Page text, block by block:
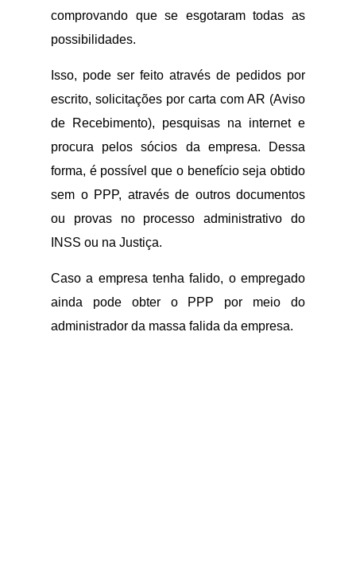
comprovando que se esgotaram todas as
possibilidades.
Isso, pode ser feito através de pedidos por
escrito, solicitações por carta com AR (Aviso
de Recebimento), pesquisas na internet e
procura pelos sócios da empresa. Dessa
forma, é possível que o benefício seja obtido
sem o PPP, através de outros documentos
ou provas no processo administrativo do
INSS ou na Justiça.
Caso a empresa tenha falido, o empregado
ainda pode obter o PPP por meio do
administrador da massa falida da empresa.